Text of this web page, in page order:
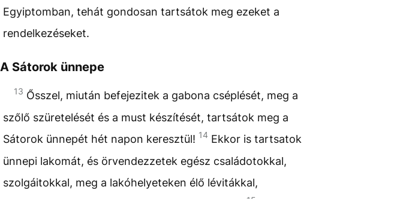
Egyiptomban, tehát gondosan tartsátok meg ezeket a
rendelkezéseket.
A Sátorok ünnepe
13 Ősszel, miután befejezitek a gabona cséplését, meg a
szőlő szüretelését és a must készítését, tartsátok meg a
Sátorok ünnepét hét napon keresztül! 14 Ekkor is tartsatok
ünnepi lakomát, és örvendezzetek egész családotokkal,
szolgáitokkal, meg a lakóhelyeteken élő lévitákkal,